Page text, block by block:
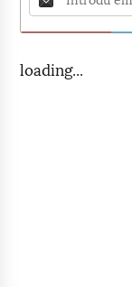
loading...